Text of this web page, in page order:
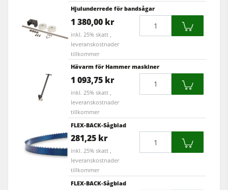
Hjulunderrede för bandsågar
1 380,00 kr
inkl. 25% skatt ,
leveranskostnader
tillkommer
Hävarm för Hammer maskiner
1 093,75 kr
inkl. 25% skatt ,
leveranskostnader
tillkommer
FLEX-BACK-Sågblad
281,25 kr
inkl. 25% skatt ,
leveranskostnader
tillkommer
FLEX-BACK-Sågblad